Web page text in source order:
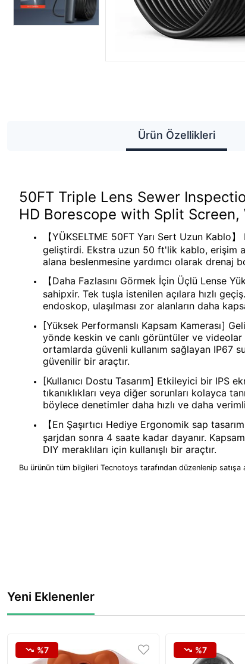
Ürün Özellikleri
50FT Triple Lens Sewer
HD Borescope with Split
【YÜKSELTME 50FT Yarı Sert Uzun
geliştirdi. Ekstra uzun 50 ft'lik kablo, erişim
alana beslenmesine yardımcı olarak drenaj
【Daha Fazlasını Görmek İçin Üçlü Lense
sahipxir. Tek tuşla istenilen açılara hızlı
endoskop, ulaşılması zor alanların daha
[Yüksek Performanslı Kapsam Kamerası]
yönde keskin ve canlı görüntüler ve videolar
ortamlarda güvenli kullanım sağlayan IP67
güvenilir bir araçtır.
[Kullanıcı Dostu Tasarım] Etkileyici bir IPS
tıkanıklıkları veya diğer sorunları kolayca
böylece denetimler daha hızlı ve daha
【En Şaşırtıcı Hediye Ergonomik sap
şarjdan sonra 4 saate kadar dayanır.
DIY meraklıları için kullanışlı bir araçtır.
Bu ürünün tüm bilgileri Tecnotoys tarafından düzenlenip satışa
Yeni Eklenenler
%7 %7